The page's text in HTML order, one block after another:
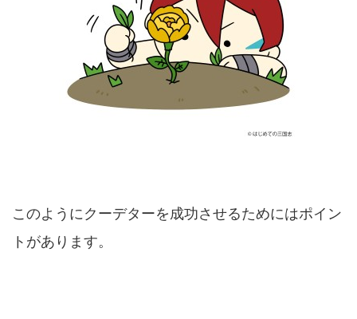
このようにクーデターを成功させるためにはポイン
トがあります。